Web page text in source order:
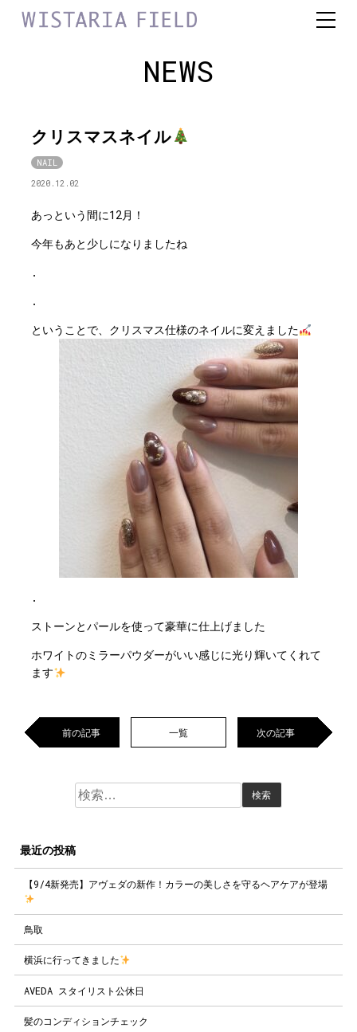
NEWS
クリスマスネイル
NAIL
2020.12.02
あっという間に12月！
今年もあと少しになりましたね
.
.
ということで、クリスマス仕様のネイルに変えました
.
ストーンとパールを使って豪華に仕上げました
ホワイトのミラーパウダーがいい感じに光り輝いてくれて
ます
前の記事 一覧 次の記事
検
索:
最近の投稿
【9/4新発売】アヴェダの新作！カラーの美しさを守るヘアケアが登場
鳥取
横浜に行ってきました
AVEDA スタイリスト公休日
髪のコンディションチェック